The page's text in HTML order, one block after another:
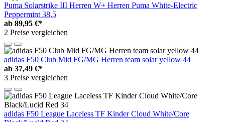
Puma Solarstrike III Herren W+ Herren Puma White-Electric
Peppermint 38,5
ab 89,95 €*
2 Preise vergleichen
adidas F50 Club Mid FG/MG Herren team solar yellow 44
ab 37,49 €*
3 Preise vergleichen
adidas F50 League Laceless TF Kinder Cloud White/Core